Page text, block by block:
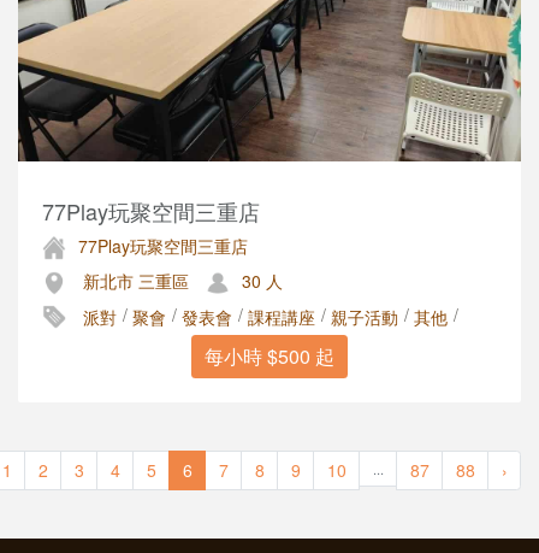
77Play玩聚空間三重店
77Play玩聚空間三重店
新北市 三重區
30 人
派對 / 聚會 / 發表會 / 課程講座 / 親子活動 / 其他 /
每小時 $500 起
1 2 3 4 5 6 7 8 9 10 ... 87 88 ›